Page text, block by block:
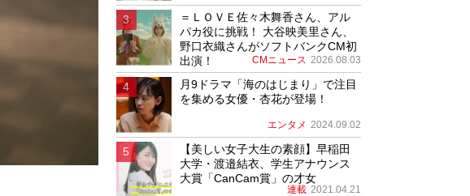
＝ＬＯＶＥ佐々木舞香さん、アル
パカ役に挑戦！ 大谷映美里さん、
野口衣織さんがソフトバンクCM初
出演！
CMニュース 2026.08.03
月9ドラマ「海のはじまり」で注目
を集める女優・杏花が登場！
エンタメ 2024.09.02
【美しい女子大生の素顔】早稲田
大学・渡邉結衣、学生アナウンス
大賞「CanCam賞」の才女
連載 2021.04.21